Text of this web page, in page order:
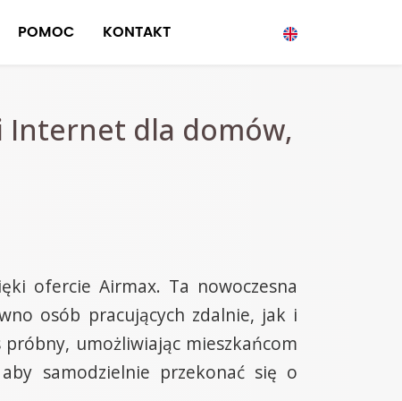
POMOC KONTAKT
Internet dla domów,
ofercie Airmax. Ta nowoczesna
osób pracujących zdalnie, jak i
umożliwiając mieszkańcom
samodzielnie przekonać się o